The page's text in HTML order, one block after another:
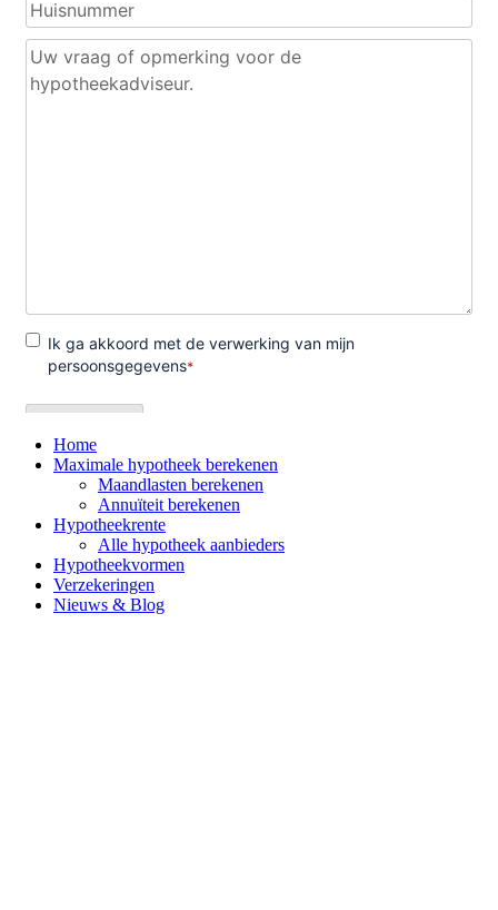
Home
Maximale hypotheek berekenen
Maandlasten berekenen
Annuïteit berekenen
Hypotheekrente
Alle hypotheek aanbieders
Hypotheekvormen
Verzekeringen
Nieuws & Blog